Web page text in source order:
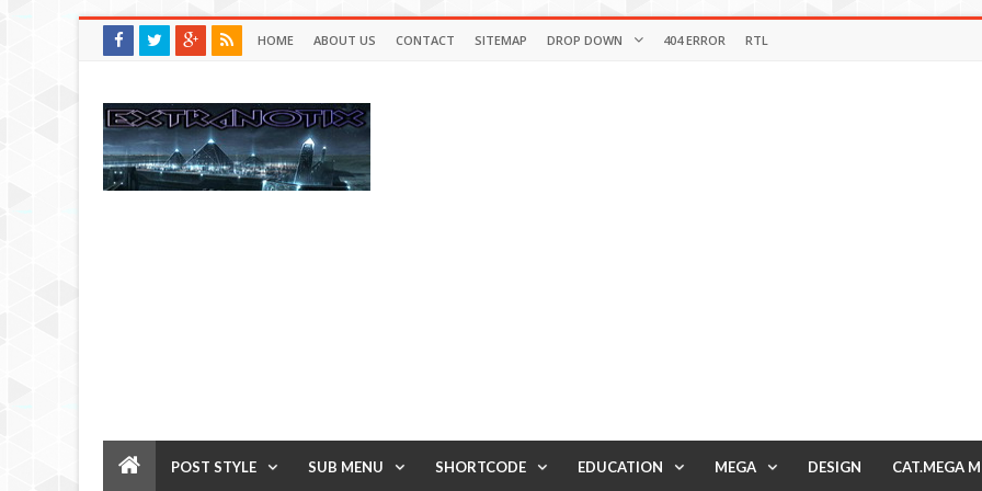
HOME ABOUT US CONTACT SITEMAP DROP DOWN 404 ERROR RTL
POST STYLE SUB MENU SHORTCODE EDUCATION MEGA DESIGN CAT.MEGA